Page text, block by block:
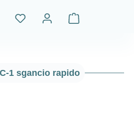
Il carrello
1 sgancio rapido